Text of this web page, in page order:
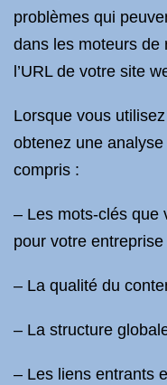
problèmes qui
dans les moteurs de
l’URL de votre site
Lorsque vous
obtenez une
compris :
– Les mots-clés que
pour votre entreprise
– La qualité du
– La structure
– Les liens entrants